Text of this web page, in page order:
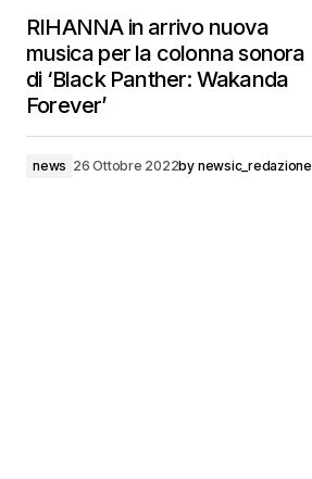
RIHANNA in arrivo nuova
musica per la colonna sonora
di ‘Black Panther: Wakanda
Forever’
news 26 Ottobre 2022by newsic_redazione